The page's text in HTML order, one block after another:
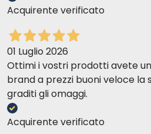
Acquirente verificato
01 Luglio 2026
Ottimi i vostri prodotti avete
brand a prezzi buoni veloce la
graditi gli omaggi.
Acquirente verificato